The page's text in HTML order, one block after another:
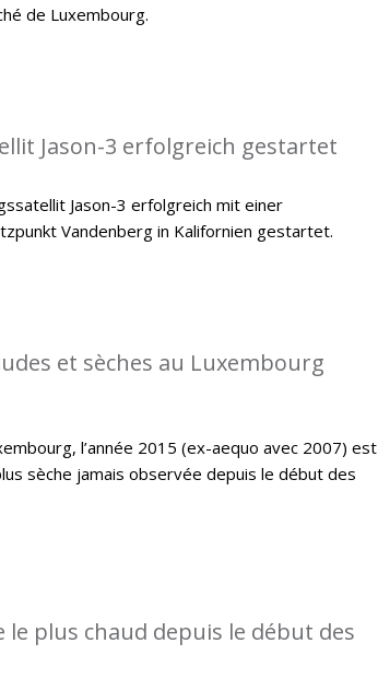
de Luxembourg.
Jason-3 erfolgreich gestartet
Jason-3 erfolgreich mit einer
Vandenberg in Kalifornien gestartet.
et sèches au Luxembourg
l’année 2015 (ex-aequo avec 2007) est
sèche jamais observée depuis le début des
le plus chaud depuis le début des